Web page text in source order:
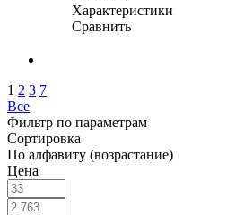
Характеристики
Сравнить
1 2 3 7
Все
Фильтр по параметрам
Сортировка
По алфавиту (возрастание)
Цена